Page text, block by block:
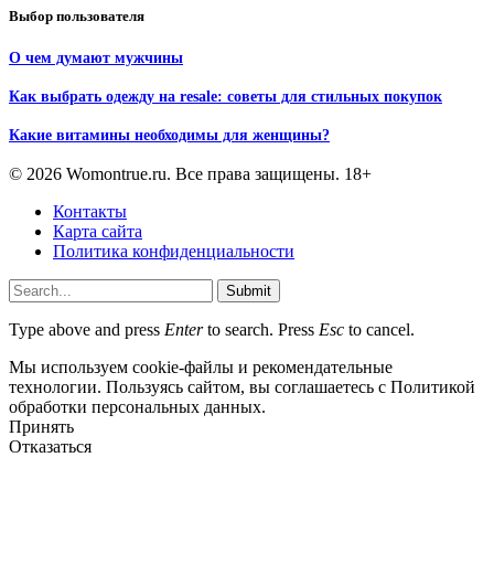
Выбор пользователя
О чем думают мужчины
Как выбрать одежду на resale: советы для стильных покупок
Какие витамины необходимы для женщины?
© 2026 Womontrue.ru. Все права защищены. 18+
Контакты
Карта сайта
Политика конфиденциальности
Submit
Type above and press Enterto search. Press Esc to cancel.
Мы используем cookie-файлы и рекомендательные
технологии. Пользуясь сайтом, вы соглашаетесь с Политикой
обработки персональных данных.
Принять
Отказаться